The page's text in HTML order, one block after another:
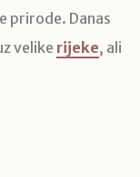
prirode. Danas
velike rijeke, ali